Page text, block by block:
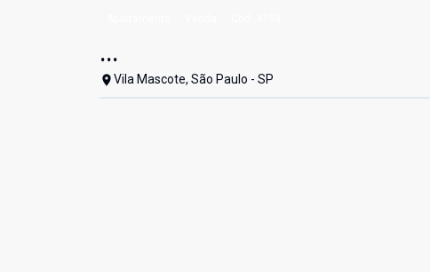
...
Vila Mascote, São Paulo - SP